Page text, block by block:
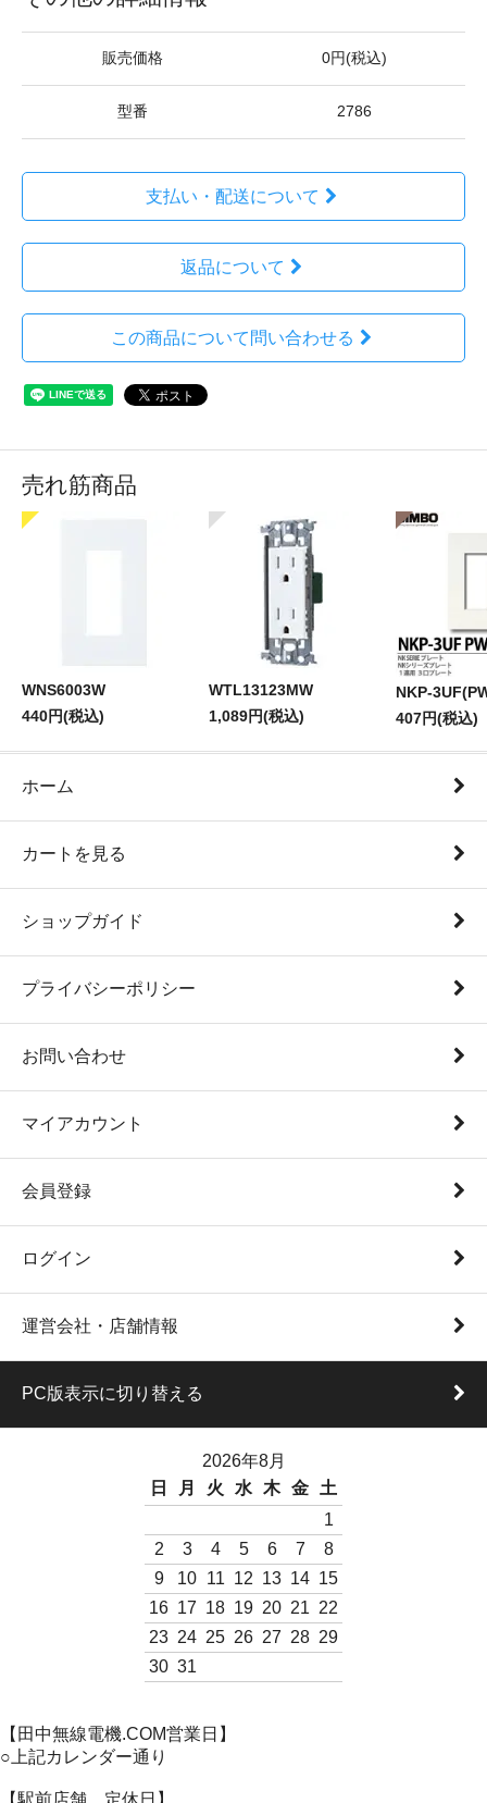
販売価格 0円(税込)
型番 2786
支払い・配送について
返品について
この商品について問い合わせる
売れ筋商品
WNS6003W
440円(税込)
WTL13123MW
1,089円(税込)
NKP-
407円(税込)
ホーム
カートを見る
ショップガイド
プライバシーポリシー
お問い合わせ
マイアカウント
会員登録
ログイン
運営会社・店舗情報
PC版表示に切り替える
2026年8月
日
月 火 水 木 金
土
1
2
3 4 5 6 7
8
9
10 11 12 13 14 15
16 17 18 19 20 21 22
23 24 25 26 27 28 29
30 31
【田中無線電機.COM営業日】
○上記カレンダー通り
【駅前店舗 定休日】